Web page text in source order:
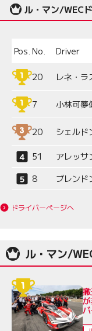
ル・マン/WEC
Pos. No. Driver
20 レネ・ラ
7 小林可夢
20 シェルド
51
アレッサ
8
ブレンド
ドライバーページへ
ル・マン/